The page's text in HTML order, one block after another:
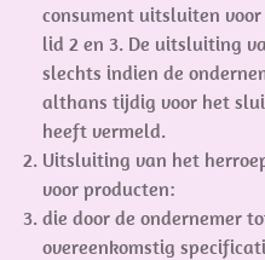
consument uitsluiten
lid 2 en 3. De uitsluiting
slechts indien de
althans tijdig voor het
heeft vermeld.
Uitsluiting van het
voor producten:
die door de ondernemer
overeenkomstig